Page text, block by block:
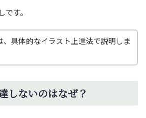
す。
、具体的なイラスト上達法で説明しま
しないのはなぜ？